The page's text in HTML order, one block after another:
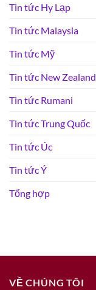
Tin tức Hy Lạp
Tin tức Malaysia
Tin tức Mỹ
Tin tức New Zealand
Tin tức Rumani
Tin tức Trung Quốc
Tin tức Úc
Tin tức Ý
Tổng hợp
VỀ CHÚNG TÔI